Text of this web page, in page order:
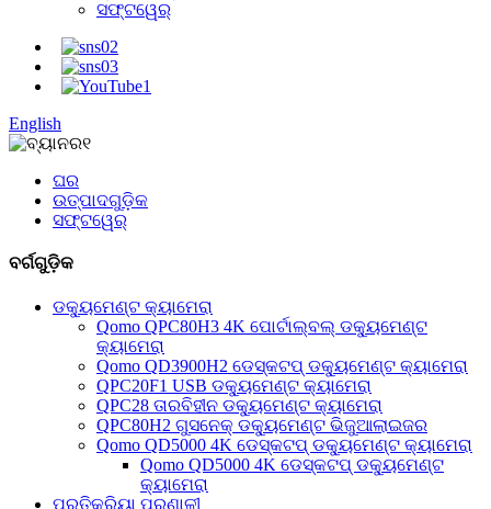
ସଫ୍ଟୱେର୍
English
ଘର
ଉତ୍ପାଦଗୁଡ଼ିକ
ସଫ୍ଟୱେର୍
ବର୍ଗଗୁଡ଼ିକ
ଡକ୍ୟୁମେଣ୍ଟ କ୍ୟାମେରା
Qomo QPC80H3 4K ପୋର୍ଟାଲ୍‌ବଲ୍ ଡକ୍ୟୁମେଣ୍ଟ
କ୍ୟାମେରା
Qomo QD3900H2 ଡେସ୍କଟପ୍ ଡକ୍ୟୁମେଣ୍ଟ କ୍ୟାମେରା
QPC20F1 USB ଡକ୍ୟୁମେଣ୍ଟ କ୍ୟାମେରା
QPC28 ତାରବିହୀନ ଡକ୍ୟୁମେଣ୍ଟ କ୍ୟାମେରା
QPC80H2 ଗୁସନେକ୍ ଡକ୍ୟୁମେଣ୍ଟ ଭିଜୁଆଲାଇଜର
Qomo QD5000 4K ଡେସ୍କଟପ୍ ଡକ୍ୟୁମେଣ୍ଟ କ୍ୟାମେରା
Qomo QD5000 4K ଡେସ୍କଟପ୍ ଡକ୍ୟୁମେଣ୍ଟ
କ୍ୟାମେରା
ପ୍ରତିକ୍ରିୟା ପ୍ରଣାଳୀ